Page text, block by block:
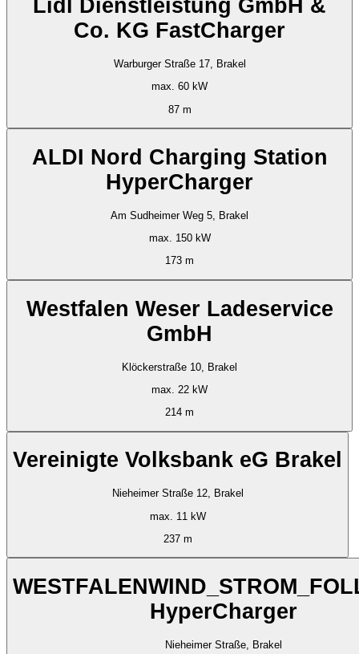
Lidl Dienstleistung GmbH &
Co. KG FastCharger
Warburger Straße 17, Brakel
max. 60 kW
87 m
ALDI Nord Charging Station
HyperCharger
Am Sudheimer Weg 5, Brakel
max. 150 kW
173 m
Westfalen Weser Ladeservice
GmbH
Klöckerstraße 10, Brakel
max. 22 kW
214 m
Vereinigte Volksbank eG Brakel
Nieheimer Straße 12, Brakel
max. 11 kW
237 m
HyperCharger
Nieheimer Straße, Brakel